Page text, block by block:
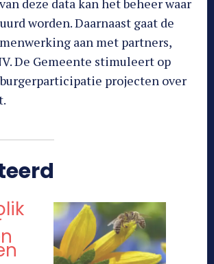
worden. Daarnaast gaat de
aan met partners,
De Gemeente stimuleert op
projecten over